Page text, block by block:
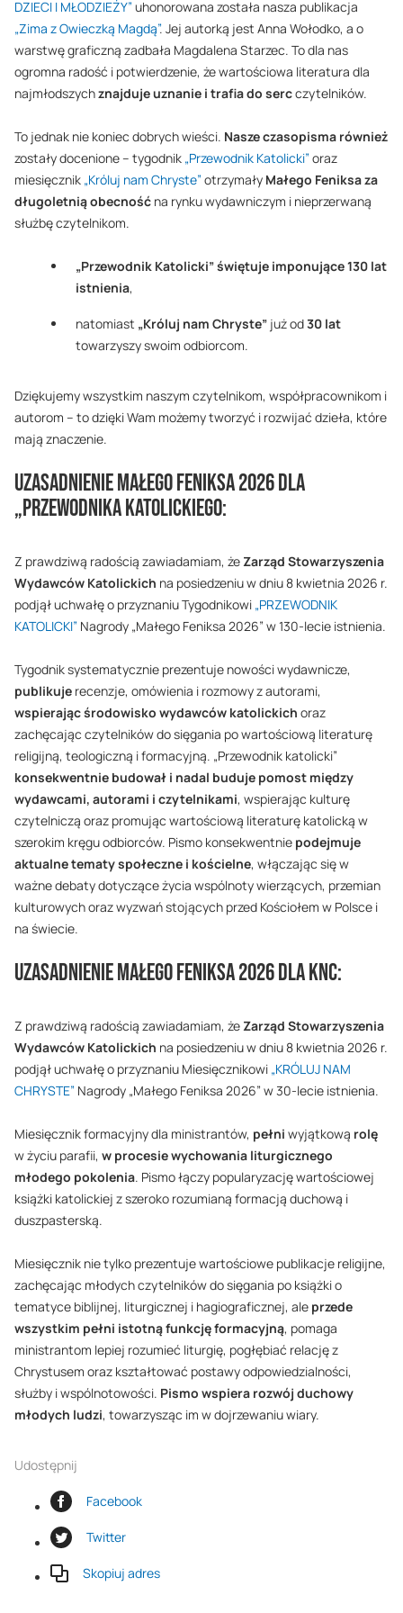
DZIECI I MŁODZIEŻY”uhonorowana została nasza publikacja
„Zima z Owieczką Magdą”. Jej autorką jest Anna Wołodko, a o
warstwę graficzną zadbała Magdalena Starzec. To dla nas
ogromna radość i potwierdzenie, że wartościowa literatura dla
najmłodszychznajduje uznanie i trafia do sercczytelników.
To jednak nie koniec dobrych wieści. Nasze czasopisma również
zostały docenione – tygodnik „Przewodnik Katolicki”oraz
miesięcznik „Króluj nam Chryste”otrzymały Małego Feniksa za
długoletnią obecność na rynku wydawniczym i nieprzerwaną
służbę czytelnikom.
„Przewodnik Katolicki” świętuje imponujące 130 lat
istnienia,
natomiast „Króluj nam Chryste” już od30 lat
towarzyszy swoim odbiorcom.
Dziękujemy wszystkim naszym czytelnikom, współpracownikom i
autorom – to dzięki Wam możemy tworzyć i rozwijać dzieła, które
mają znaczenie.
Uzasadnienie Małego Feniksa 2026 dla
„Przewodnika katolickiego:
Z prawdziwą radością zawiadamiam, żeZarząd Stowarzyszenia
Wydawców Katolickich na posiedzeniu w dniu 8 kwietnia 2026 r.
podjął uchwałę o przyznaniu Tygodnikowi „PRZEWODNIK
KATOLICKI” Nagrody „Małego Feniksa 2026” w 130-lecie istnienia.
Tygodnik systematycznie prezentuje nowości wydawnicze,
publikuje recenzje, omówienia i rozmowy z autorami,
wspierając środowisko wydawców katolickich oraz
zachęcając czytelników do sięgania po wartościową literaturę
religijną, teologiczną i formacyjną. „Przewodnik katolicki”
konsekwentnie budował i nadal buduje pomost między
wydawcami, autorami i czytelnikami, wspierając kulturę
czytelniczą oraz promując wartościową literaturę katolicką w
szerokim kręgu odbiorców. Pismo konsekwentnie podejmuje
aktualne tematy społeczne i kościelne, włączając się w
ważne debaty dotyczące życia wspólnoty wierzących, przemian
kulturowych oraz wyzwań stojących przed Kościołem w Polsce i
na świecie.
Uzasadnienie Małego Feniksa 2026 dla KnC:
Z prawdziwą radością zawiadamiam, żeZarząd Stowarzyszenia
Wydawców Katolickich na posiedzeniu w dniu 8 kwietnia 2026 r.
podjął uchwałę o przyznaniu Miesięcznikowi „KRÓLUJ NAM
CHRYSTE” Nagrody „Małego Feniksa 2026” w 30-lecie istnienia.
Miesięcznik formacyjny dla ministrantów, pełni wyjątkową rolę
w życiu parafii, w procesie wychowania liturgicznego
młodego pokolenia. Pismo łączy popularyzację wartościowej
książki katolickiej z szeroko rozumianą formacją duchową i
duszpasterską.
Miesięcznik nie tylko prezentuje wartościowe publikacje religijne,
zachęcając młodych czytelników do sięgania po książki o
tematyce biblijnej, liturgicznej i hagiograficznej, ale przede
wszystkim pełni istotną funkcję formacyjną, pomaga
ministrantom lepiej rozumieć liturgię, pogłębiać relację z
Chrystusem oraz kształtować postawy odpowiedzialności,
służby i wspólnotowości. Pismo wspiera rozwój duchowy
młodych ludzi, towarzysząc im w dojrzewaniu wiary.
Udostępnij
Facebook
Twitter
Skopiuj adres